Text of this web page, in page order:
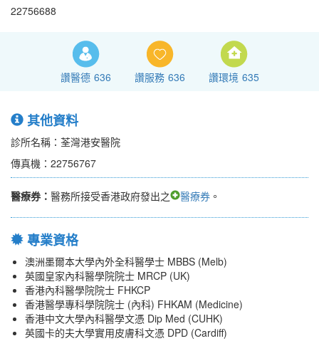
22756688
讚醫德 636 讚服務 636 讚環境 635
其他資料
診所名稱：荃灣港安醫院
傳真機：22756767
醫療券： 醫務所接受香港政府發出之 醫療券 。
專業資格
澳洲墨爾本大學內外全科醫學士 MBBS (Melb)
英國皇家內科醫學院院士 MRCP (UK)
香港內科醫學院院士 FHKCP
香港醫學專科學院院士 (內科) FHKAM (Medicine)
香港中文大學內科醫學文憑 Dip Med (CUHK)
英國卡的夫大學實用皮膚科文憑 DPD (Cardiff)